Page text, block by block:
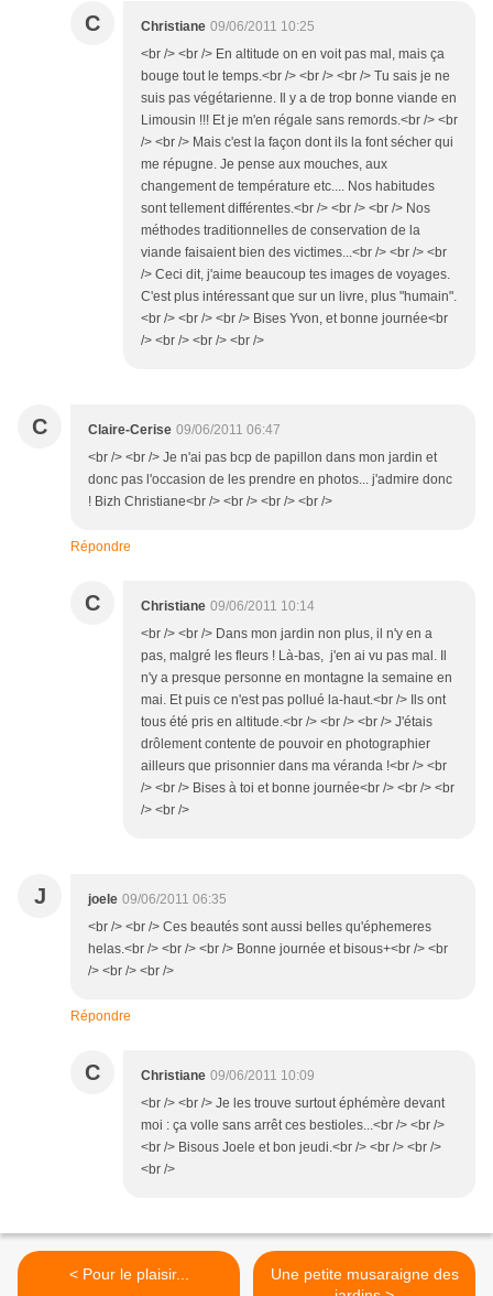
C Christiane 09/06/2011 10:25
<br /> <br /> En altitude on en voit pas mal, mais ça
bouge tout le temps.<br /> <br /> <br /> Tu sais je ne
suis pas végétarienne. Il y a de trop bonne viande en
Limousin !!! Et je m'en régale sans remords.<br /> <br
/> <br /> Mais c'est la façon dont ils la font sécher qui
me répugne. Je pense aux mouches, aux
changement de température etc.... Nos habitudes
sont tellement différentes.<br /> <br /> <br /> Nos
méthodes traditionnelles de conservation de la
viande faisaient bien des victimes...<br /> <br /> <br
/> Ceci dit, j'aime beaucoup tes images de voyages.
C'est plus intéressant que sur un livre, plus "humain".
<br /> <br /> <br /> Bises Yvon, et bonne journée<br
/> <br /> <br /> <br />
C Claire-Cerise 09/06/2011 06:47
<br /> <br /> Je n'ai pas bcp de papillon dans mon jardin et
donc pas l'occasion de les prendre en photos... j'admire donc
! Bizh Christiane<br /> <br /> <br /> <br />
Répondre
C Christiane 09/06/2011 10:14
<br /> <br /> Dans mon jardin non plus, il n'y en a
pas, malgré les fleurs ! Là-bas, j'en ai vu pas mal. Il
n'y a presque personne en montagne la semaine en
mai. Et puis ce n'est pas pollué la-haut.<br /> Ils ont
tous été pris en altitude.<br /> <br /> <br /> J'étais
drôlement contente de pouvoir en photographier
ailleurs que prisonnier dans ma véranda !<br /> <br
/> <br /> Bises à toi et bonne journée<br /> <br /> <br
/> <br />
J joele 09/06/2011 06:35
<br /> <br /> Ces beautés sont aussi belles qu'éphemeres
helas.<br /> <br /> <br /> Bonne journée et bisous+<br /> <br
/> <br /> <br />
Répondre
C Christiane 09/06/2011 10:09
<br /> <br /> Je les trouve surtout éphémère devant
moi : ça volle sans arrêt ces bestioles...<br /> <br />
<br /> Bisous Joele et bon jeudi.<br /> <br /> <br />
<br />
< Pour le plaisir...
Une petite musaraigne des